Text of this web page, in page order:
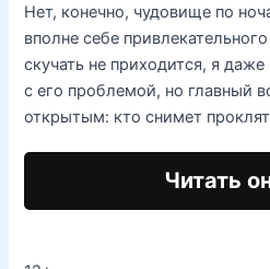
Нет, конечно, чудовище по
вполне себе
скучать не приходится, я
с его проблемой, но главный
открытым: кто снимет
Читать